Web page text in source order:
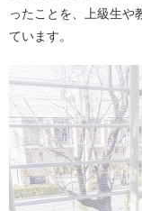
ったことを、上級生や
ています。